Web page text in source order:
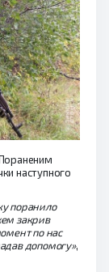
Пораненим
наступного
поранило
закрив
по нас
допомогу»,